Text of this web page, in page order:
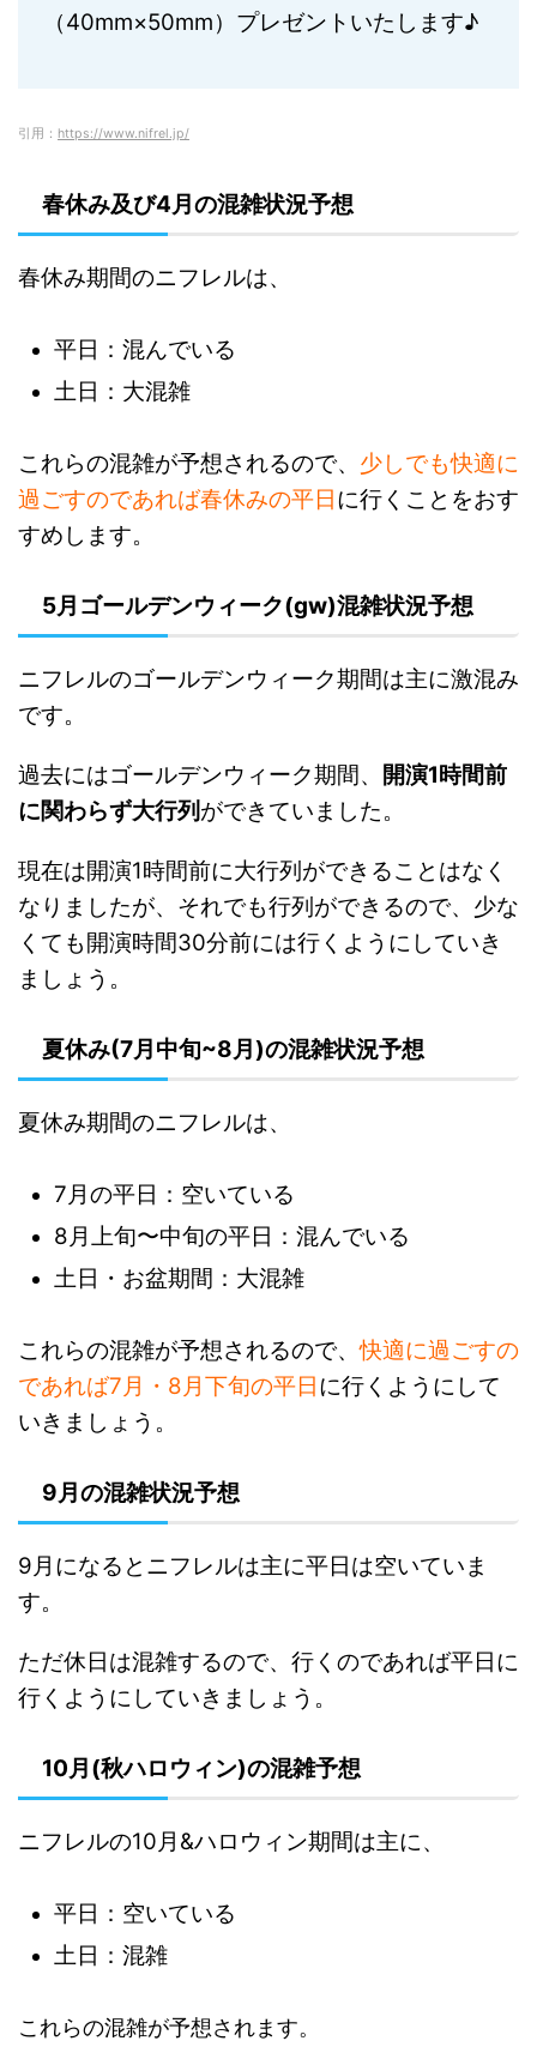
（40mm×50mm）プレゼントいたします♪
引用： https://www.nifrel.jp/
春休み及び4月の混雑状況予想
春休み期間のニフレルは、
平日：混んでいる
土日：大混雑
これらの混雑が予想されるので、 少しでも快適に
過ごすのであれば春休みの平日に行くことをおす
すめします。
5月ゴールデンウィーク(gw)混雑状況予想
ニフレルのゴールデンウィーク期間は主に激混み
です。
過去にはゴールデンウィーク期間、
開演1時間前
に関わらず大行列 ができていました。
現在は開演1時間前に大行列ができることはなく
なりましたが、それでも行列ができるので、少な
くても開演時間30分前には行くようにしていき
ましょう。
夏休み(7月中旬~8月)の混雑状況予想
夏休み期間のニフレルは、
7月の平日：空いている
8月上旬〜中旬の平日：混んでいる
土日・お盆期間：大混雑
これらの混雑が予想されるので、快適に過ごすの
であれば7月・8月下旬の平日に行くようにして
いきましょう。
9月の混雑状況予想
9月になるとニフレルは主に平日は空いていま
す。
ただ休日は混雑するので、行くのであれば平日に
行くようにしていきましょう。
10月(秋ハロウィン)の混雑予想
ニフレルの10月&ハロウィン期間は主に、
平日：空いている
土日：混雑
これらの混雑が予想されます。